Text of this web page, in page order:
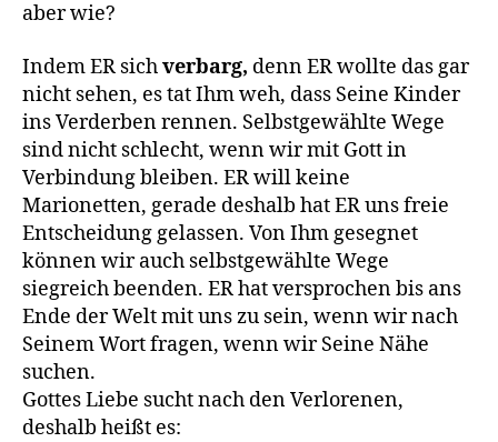
aber wie?
Indem ER sichverbarg, denn ER wollte das gar
nicht sehen, es tat Ihm weh, dass Seine Kinder
ins Verderben rennen. Selbstgewählte Wege
sind nicht schlecht, wenn wir mit Gott in
Verbindung bleiben. ER will keine
Marionetten, gerade deshalb hat ER uns freie
Entscheidung gelassen. Von Ihm gesegnet
können wir auch selbstgewählte Wege
siegreich beenden. ER hat versprochen bis ans
Ende der Welt mit uns zu sein, wenn wir nach
Seinem Wort fragen, wenn wir Seine Nähe
suchen.
Gottes Liebe sucht nach den Verlorenen,
deshalb heißt es: